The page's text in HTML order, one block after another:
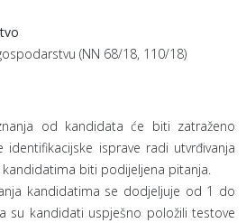
(NN 68/18, 110/18)
od kandidata će biti zatraženo
identifikacijske isprave radi utvrđivanja
biti podijeljena pitanja.
kandidatima se dodjeljuje od 1 do
su kandidati uspješno položili testove